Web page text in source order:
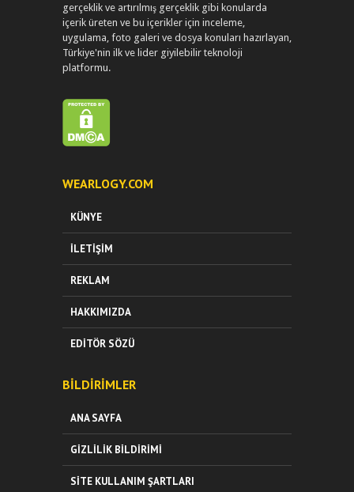
gerçeklik ve artırılmış gerçeklik gibi konularda
içerik üreten ve bu içerikler için inceleme,
uygulama, foto galeri ve dosya konuları hazırlayan,
Türkiye'nin ilk ve lider giyilebilir teknoloji
platformu.
WEARLOGY.COM
KÜNYE
İLETIŞIM
REKLAM
HAKKIMIZDA
EDITÖR SÖZÜ
BILDIRIMLER
ANA SAYFA
GIZLILIK BILDIRIMI
SITE KULLANIM ŞARTLARI